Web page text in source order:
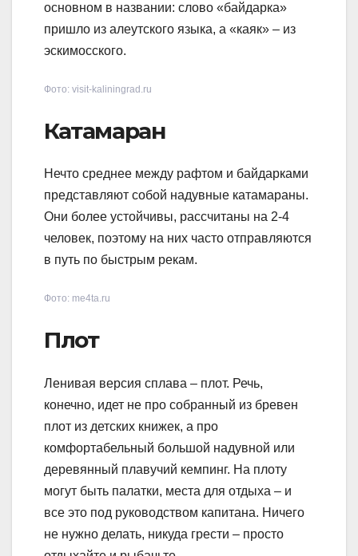
основном в названии: слово «байдарка»
пришло из алеутского языка, а «каяк» – из
эскимосского.
Фото: visit-kaliningrad.ru
Катамаран
Нечто среднее между рафтом и байдарками
представляют собой надувные катамараны.
Они более устойчивы, рассчитаны на 2-4
человек, поэтому на них часто отправляются
в путь по быстрым рекам.
Фото: me4ta.ru
Плот
Ленивая версия сплава – плот. Речь,
конечно, идет не про собранный из бревен
плот из детских книжек, а про
комфортабельный большой надувной или
деревянный плавучий кемпинг. На плоту
могут быть палатки, места для отдыха – и
все это под руководством капитана. Ничего
не нужно делать, никуда грести – просто